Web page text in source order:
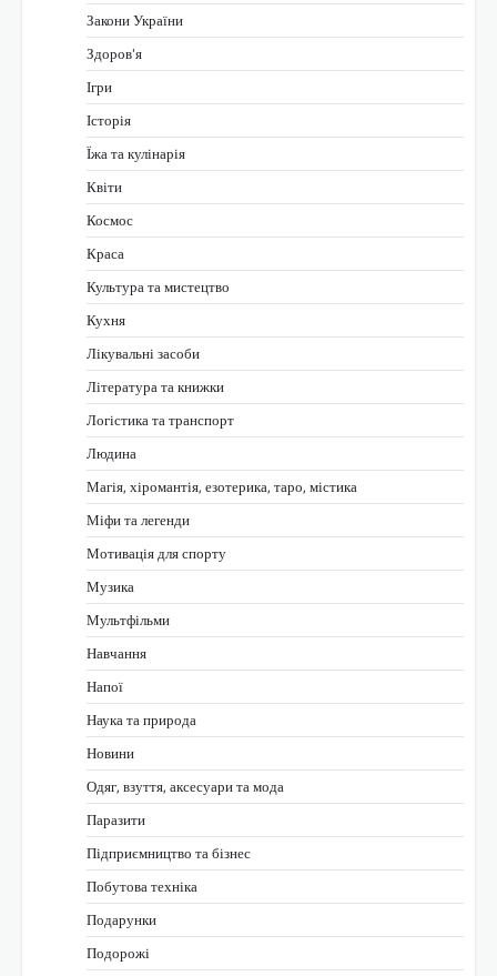
Закони України
Здоров'я
Ігри
Історія
Їжа та кулінарія
Квіти
Космос
Краса
Культура та мистецтво
Кухня
Лікувальні засоби
Література та книжки
Логістика та транспорт
Людина
Магія, хіромантія, езотерика, таро, містика
Міфи та легенди
Мотивація для спорту
Музика
Мультфільми
Навчання
Напої
Наука та природа
Новини
Одяг, взуття, аксесуари та мода
Паразити
Підприємництво та бізнес
Побутова техніка
Подарунки
Подорожі